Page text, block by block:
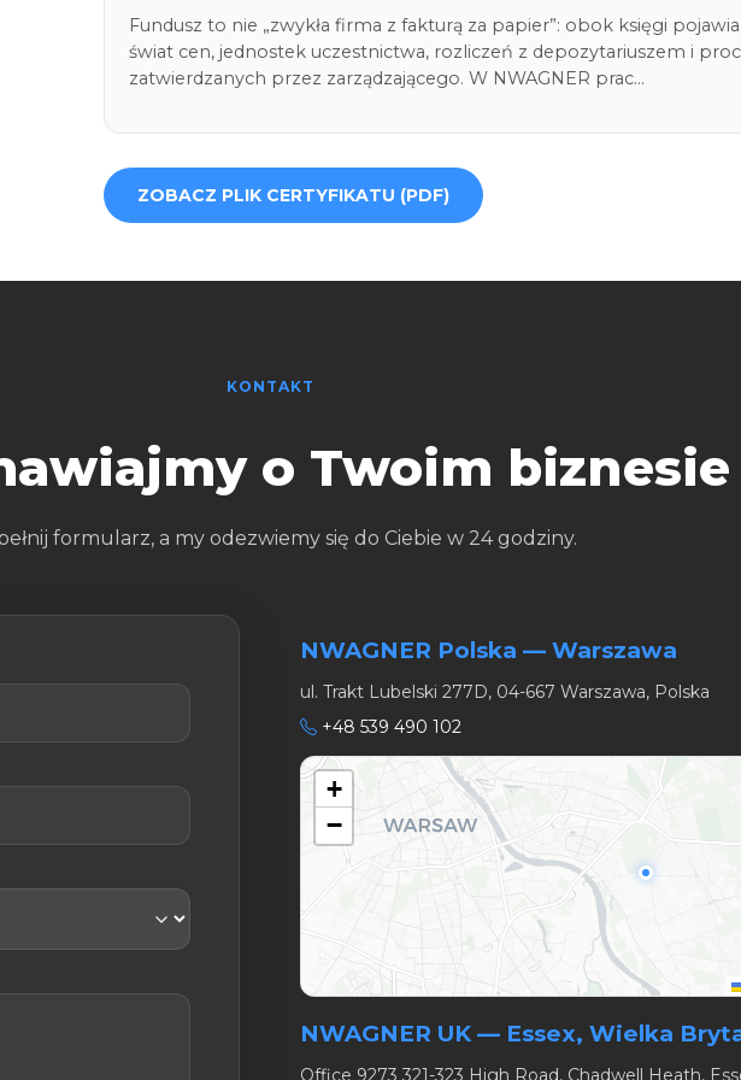
Fundusz to nie „zwykła firma z fakturą za papier”: obok księgi pojawia
świat cen, jednostek uczestnictwa, rozliczeń z depozytariuszem i
zatwierdzanych przez zarządzającego. W NWAGNER prac…
ZOBACZ PLIK CERTYFIKATU (PDF)
KONTAKT
o Twoim biznesie
formularz, a my odezwiemy się do Ciebie w 24 godziny.
NWAGNER Polska — Warszawa
ul. Trakt Lubelski 277D, 04-667 Warszawa, Polska
+48 539 490 102
+
−
NWAGNER UK — Essex, Wielka
Office 9273 321-323 High Road, Chadwell Heath,